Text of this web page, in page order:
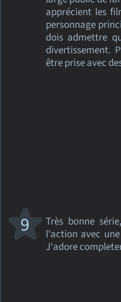
apprécient les
personnage
dois admettre
divertissement.
être prise avec
Très bonne
l'action avec
J'adore
9